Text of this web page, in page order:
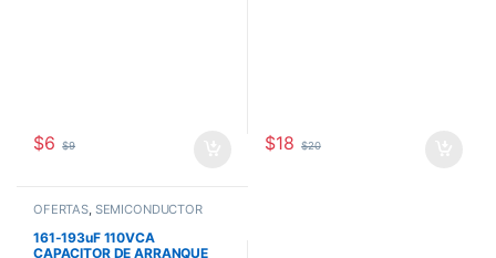
$6 $9 $18 $20
OFERTAS, SEMICONDUCTOR
161-193uF 110VCA
CAPACITOR DE ARRANQUE